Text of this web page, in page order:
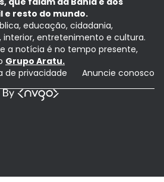
e resto do mundo.
educação, cidadania,
interior, entretenimento e cultura.
a notícia é no tempo presente,
Grupo Aratu.
de privacidade Anuncie conosco